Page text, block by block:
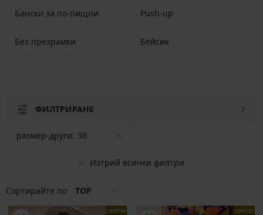
Бански за по-пищни Push-up
Без презрамки Бейсик
ФИЛТРИРАНЕ
Изтрий всички филтри
размер-други: 36
Сортирайте по TOP
LIMITED LIMITED